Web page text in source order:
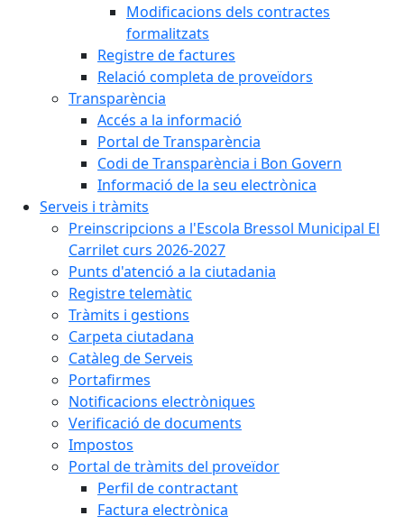
Modificacions dels contractes
formalitzats
Registre de factures
Relació completa de proveïdors
Transparència
Accés a la informació
Portal de Transparència
Codi de Transparència i Bon Govern
Informació de la seu electrònica
Serveis i tràmits
Preinscripcions a l'Escola Bressol Municipal El
Carrilet curs 2026-2027
Punts d'atenció a la ciutadania
Registre telemàtic
Tràmits i gestions
Carpeta ciutadana
Catàleg de Serveis
Portafirmes
Notificacions electròniques
Verificació de documents
Impostos
Portal de tràmits del proveïdor
Perfil de contractant
Factura electrònica